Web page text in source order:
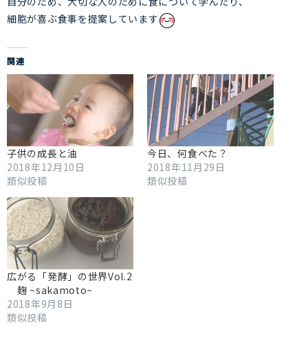
細胞が喜ぶ食事を提案しています
関連
子供の成長と油
2018年12月10日
類似投稿
今日、何食べた？
2018年11月29日
類似投稿
広がる「発酵」の世界Vol.2
麹 ~sakamoto~
2018年9月8日
類似投稿